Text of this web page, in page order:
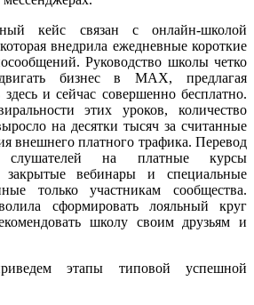
кейс связан с онлайн-школой
внедрила ежедневные короткие
Руководство школы четко
бизнес в MAX, предлагая
и сейчас совершенно бесплатно.
этих уроков, количество
на десятки тысяч за считанные
внешнего платного трафика. Перевод
слушателей на платные курсы
закрытые вебинары и специальные
только участникам сообщества.
сформировать лояльный круг
школу своим друзьям и
этапы типовой успешной